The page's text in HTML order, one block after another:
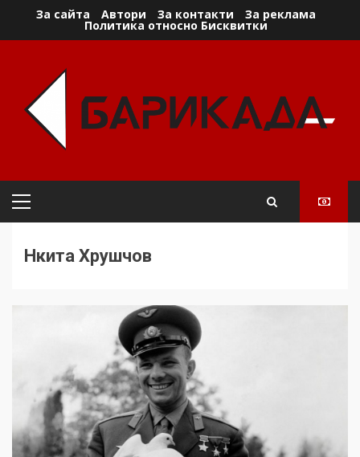
За сайта Автори За контакти За реклама
Политика относно Бисквитки
Primary
Нкита Хрушчов